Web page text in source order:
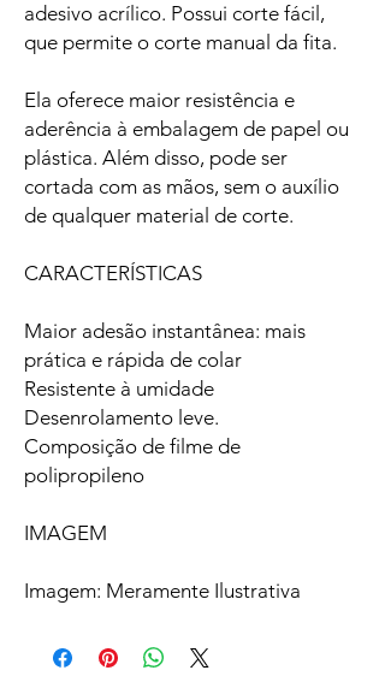
adesivo acrílico. Possui corte fácil,
que permite o corte manual da fita.
Ela oferece maior resistência e
aderência à embalagem de papel ou
plástica. Além disso, pode ser
cortada com as mãos, sem o auxílio
de qualquer material de corte.
CARACTERÍSTICAS
Maior adesão instantânea: mais
prática e rápida de colar
Resistente à umidade
Desenrolamento leve.
Composição de filme de
polipropileno
IMAGEM
Imagem: Meramente Ilustrativa